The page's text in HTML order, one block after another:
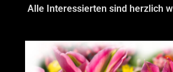
Alle Interessierten sind herzlich